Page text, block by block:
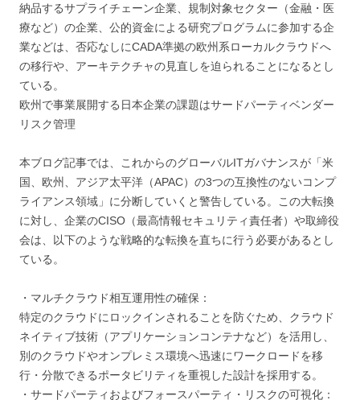
納品するサプライチェーン企業、規制対象セクター（金融・医
療など）の企業、公的資金による研究プログラムに参加する企
業などは、否応なしにCADA準拠の欧州系ローカルクラウドへ
の移行や、アーキテクチャの見直しを迫られることになるとし
ている。
欧州で事業展開する日本企業の課題はサードパーティベンダー
リスク管理
本ブログ記事では、これからのグローバルITガバナンスが「米
国、欧州、アジア太平洋（APAC）の3つの互換性のないコンプ
ライアンス領域」に分断していくと警告している。この大転換
に対し、企業のCISO（最高情報セキュリティ責任者）や取締役
会は、以下のような戦略的な転換を直ちに行う必要があるとし
ている。
・マルチクラウド相互運用性の確保：
特定のクラウドにロックインされることを防ぐため、クラウド
ネイティブ技術（アプリケーションコンテナなど）を活用し、
別のクラウドやオンプレミス環境へ迅速にワークロードを移
行・分散できるポータビリティを重視した設計を採用する。
・サードパーティおよびフォースパーティ・リスクの可視化：